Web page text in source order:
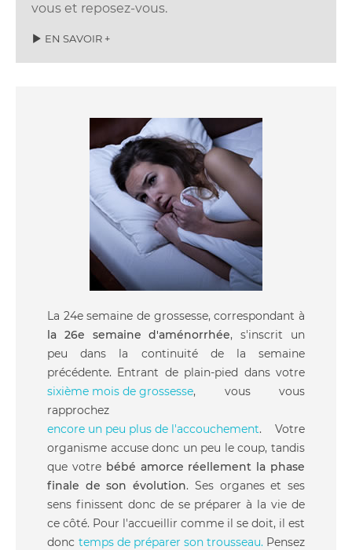
vous et reposez-vous.
EN SAVOIR +
La 24e semaine de grossesse, correspondant à
la 26e semaine d'aménorrhée, s'inscrit un
peu dans la continuité de la semaine
précédente. Entrant de plain-pied dans votre
sixième mois de grossesse, vous vous
rapprochez
encore un peu plus de l'accouchement. Votre
organisme accuse donc un peu le coup, tandis
que votre bébé amorce réellement la phase
finale de son évolution. Ses organes et ses
sens finissent donc de se préparer à la vie de
ce côté. Pour l'accueillir comme il se doit, il est
donc temps de préparer son trousseau. Pensez